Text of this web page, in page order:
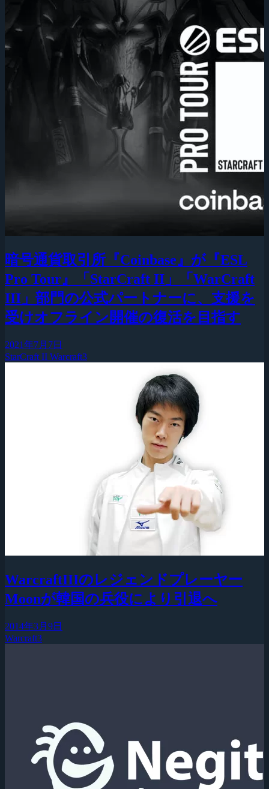
暗号通貨取引所『Coinbase』が『ESL
Pro Tour』「StarCraft II」「WarCraft
III」部門の公式パートナーに、支援を
受けオフライン開催の復活を目指す
2021年7月7日
StarCraft II Warcraft3
WarcraftIIIのレジェンドプレーヤー
Moonが韓国の兵役により引退へ
2014年3月9日
Warcraft3